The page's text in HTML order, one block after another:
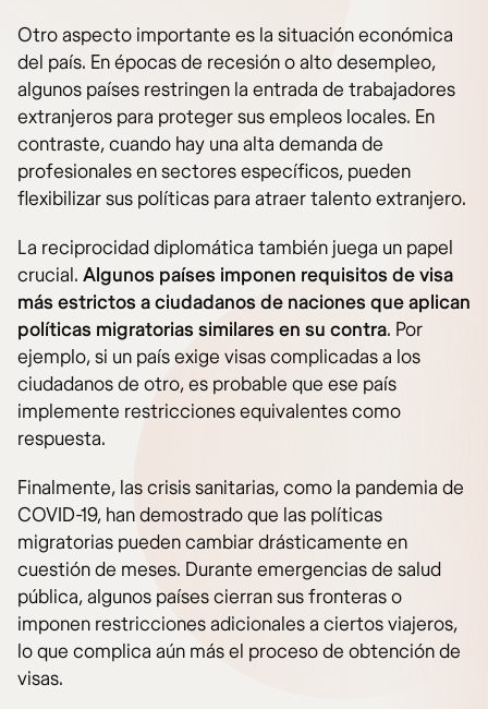
Otro aspecto importante es la situación económica
del país. En épocas de recesión o alto desempleo,
algunos países restringen la entrada de trabajadores
extranjeros para proteger sus empleos locales. En
contraste, cuando hay una alta demanda de
profesionales en sectores específicos, pueden
flexibilizar sus políticas para atraer talento extranjero.
La reciprocidad diplomática también juega un papel
crucial. Algunos países imponen requisitos de visa
más estrictos a ciudadanos de naciones que aplican
políticas migratorias similares en su contra. Por
ejemplo, si un país exige visas complicadas a los
ciudadanos de otro, es probable que ese país
implemente restricciones equivalentes como
respuesta.
Finalmente, las crisis sanitarias, como la pandemia de
COVID-19, han demostrado que las políticas
migratorias pueden cambiar drásticamente en
cuestión de meses. Durante emergencias de salud
pública, algunos países cierran sus fronteras o
imponen restricciones adicionales a ciertos viajeros,
lo que complica aún más el proceso de obtención de
visas.